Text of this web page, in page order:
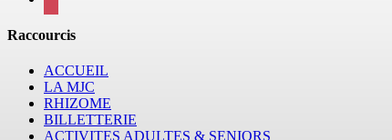
Raccourcis
ACCUEIL
LA MJC
RHIZOME
BILLETTERIE
ACTIVITES ADULTES & SENIORS